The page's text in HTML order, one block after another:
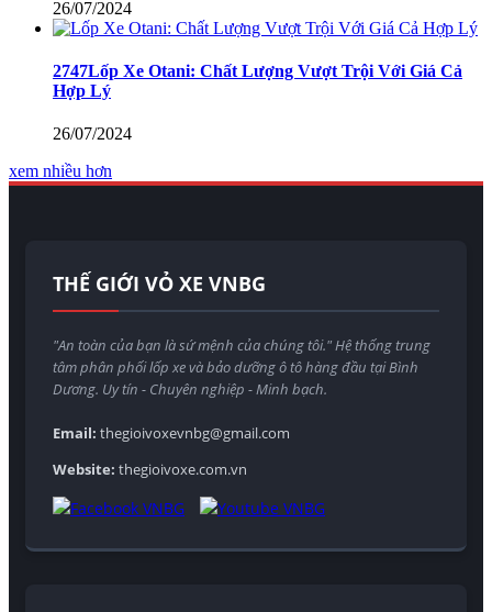
26/07/2024
2747Lốp Xe Otani: Chất Lượng Vượt Trội Với Giá Cả
Hợp Lý
26/07/2024
xem nhiều hơn
THẾ GIỚI VỎ XE VNBG
"An toàn của bạn là sứ mệnh của chúng tôi." Hệ thống trung
tâm phân phối lốp xe và bảo dưỡng ô tô hàng đầu tại Bình
Dương. Uy tín - Chuyên nghiệp - Minh bạch.
Email: thegioivoxevnbg@gmail.com
Website: thegioivoxe.com.vn